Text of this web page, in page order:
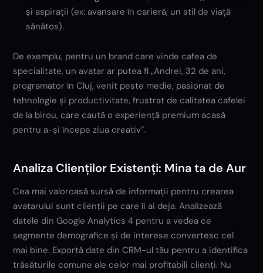
și aspirații (ex: avansare în carieră, un stil de viață
sănătos).
De exemplu, pentru un brand care vinde cafea de
specialitate, un avatar ar putea fi „Andrei, 32 de ani,
programator în Cluj, venit peste medie, pasionat de
tehnologie și productivitate, frustrat de calitatea cafelei
de la birou, care caută o experiență premium acasă
pentru a-și începe ziua creativ”.
Analiza Clienților Existenți: Mina ta de Aur
Cea mai valoroasă sursă de informații pentru crearea
avatarului sunt clienții pe care îi ai deja. Analizează
datele din Google Analytics 4 pentru a vedea ce
segmente demografice și de interese convertesc cel
mai bine. Exportă date din CRM-ul tău pentru a identifica
trăsăturile comune ale celor mai profitabili clienți. Nu